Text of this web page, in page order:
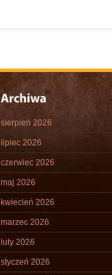
sierpień 2026
lipiec 2026
czerwiec 2026
maj 2026
kwiecień 2026
marzec 2026
luty 2026
styczeń 2026